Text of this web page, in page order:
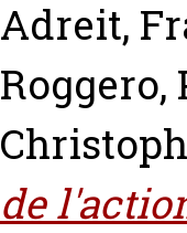
Adreit,
Roggero,
de